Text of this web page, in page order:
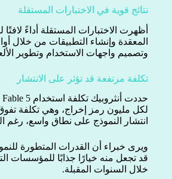
نتائج قوية في الاختبارات المستقلة
أظهرت الاختبارات المستقلة أداءً
المعقدة وإنشاء التطبيقات من خلال
وتصميم واجهات الاستخدام وتطوير
تكلفة مرتفعة قد تؤثر على الانتشار
لكل مليون رمز إخراج، وهي تكلفة
انتشار النموذج على نطاق واسع، رغم
ويرى خبراء أن القدرات المتطورة
قد تجعل منه خيارًا جذابًا للمؤسسات
خلال السنوات المقبلة.